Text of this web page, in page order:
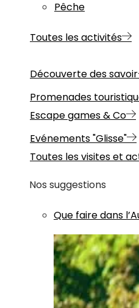
Pêche
Toutes les activités
Découverte des
Promenades
Escape games & Co
Evénements "Glisse"
Toutes les visites et
Nos suggestions
Que faire dans